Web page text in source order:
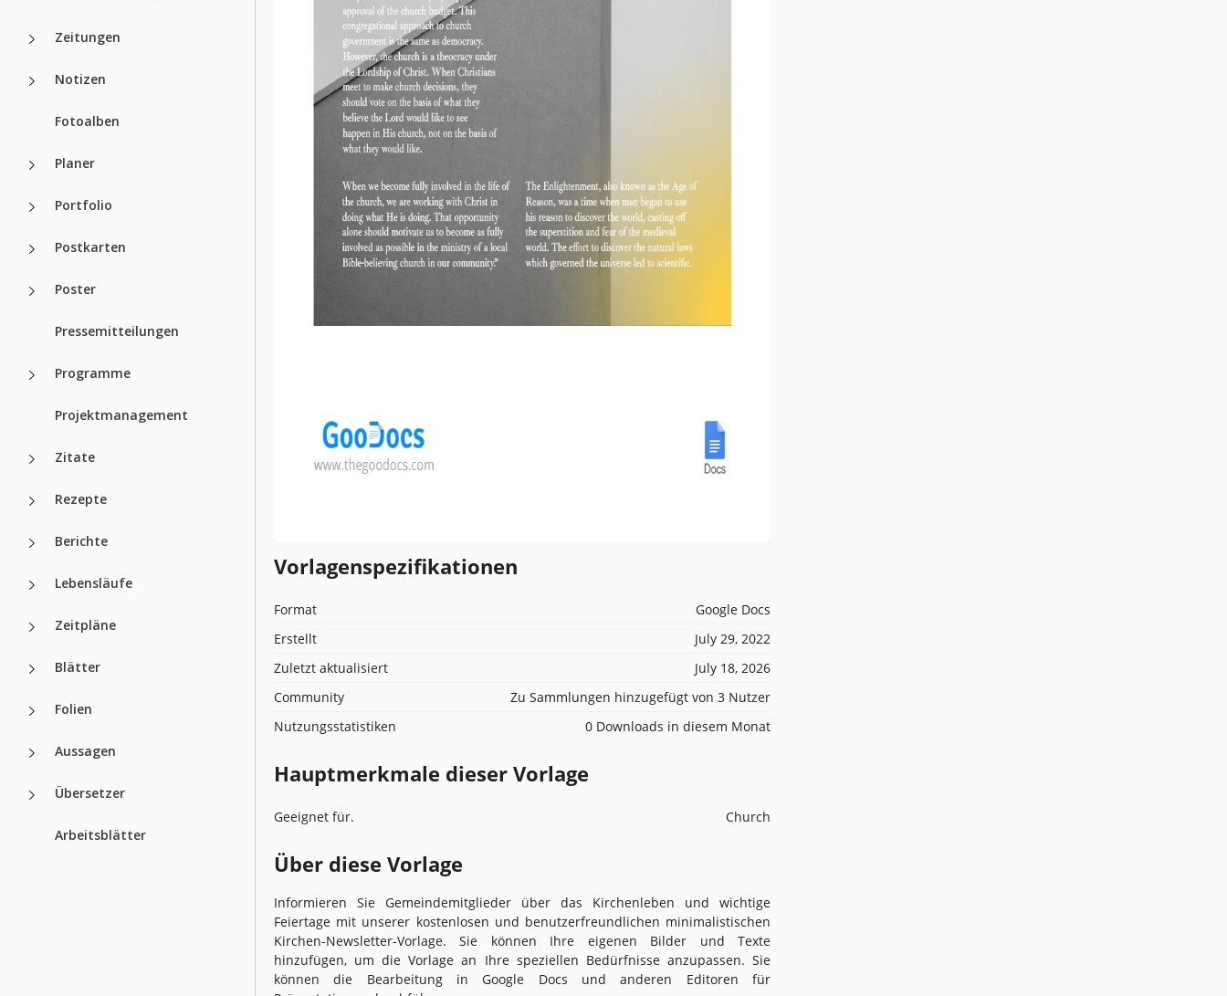
Zeitungen
Notizen
Fotoalben
Planer
Portfolio
Postkarten
Poster
Pressemitteilungen
Programme
Projektmanagement
Zitate
Rezepte
Berichte
Lebensläufe
Zeitpläne
Blätter
Folien
Aussagen
Übersetzer
Arbeitsblätter
Vorlagenspezifikationen
Format
Google Docs
Erstellt
July 29, 2022
Zuletzt aktualisiert
July 18, 2026
Community
Zu Sammlungen hinzugefügt von 3 Nutzer
Nutzungsstatistiken
0 Downloads in diesem Monat
Hauptmerkmale dieser Vorlage
Geeignet für. Church
Über diese Vorlage
Informieren Sie Gemeindemitglieder über das Kirchenleben und wichtige
Feiertage mit unserer kostenlosen und benutzerfreundlichen minimalistischen
Kirchen-Newsletter-Vorlage. Sie können Ihre eigenen Bilder und Texte
hinzufügen, um die Vorlage an Ihre speziellen Bedürfnisse anzupassen. Sie
können die Bearbeitung in Google Docs und anderen Editoren für